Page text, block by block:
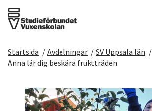
Det här gör vi
För dig som
Startsida / Avdelningar / SV Uppsala län /
Anna lär dig beskära fruktträden